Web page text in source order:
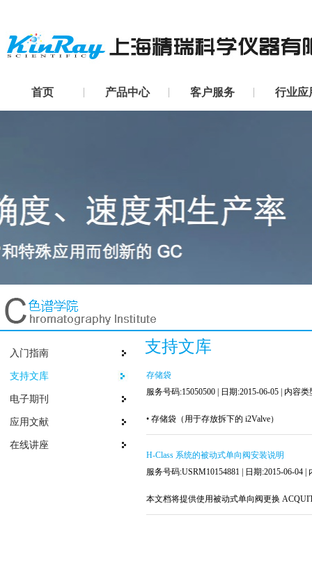
首页 产品中心 客户服务 行业应
入门指南
支持文库
电子期刊
应用文献
在线讲座
支持文库
存储袋
服务号码:15050500 |
日期:2015-06-05 | 内容类
• 存储袋（用于存放拆下的 i2Valve）
H-Class 系统的被动式单向阀安装说明
服务号码:USRM10154881 |
日期:2015-06-04 |
本文档将提供使用被动式单向阀更换